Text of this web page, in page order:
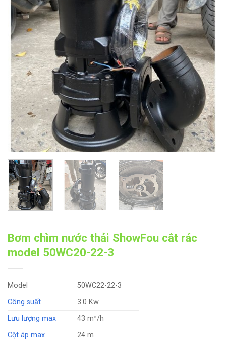
Bơm chìm nước thải ShowFou cắt rác
model 50WC20-22-3
Model
50WC22-22-3
Công suất
3.0 Kw
Lưu lượng max
43 m³/h
Cột áp max
24 m